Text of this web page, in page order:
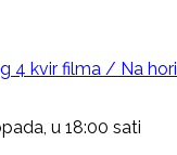
4 kvir filma / Na
u 18:00 sati